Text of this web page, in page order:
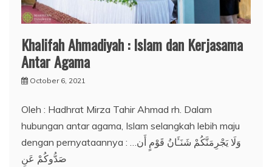
Khalifah Ahmadiyah : Islam dan Kerjasama
Antar Agama
October 6, 2021
Oleh : Hadhrat Mirza Tahir Ahmad rh. Dalam
hubungan antar agama, Islam selangkah lebih maju
dengan pernyataannya : …وَلَا يَجْرِمَنَّكُمْ شَنَـَٔانُ قَوْمٍ أَن
صَدُّوكُمْ عَنِ